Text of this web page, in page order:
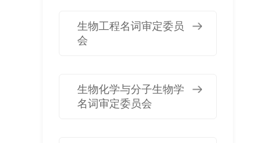
生物工程名词审定委员
会
生物化学与分子生物学
名词审定委员会